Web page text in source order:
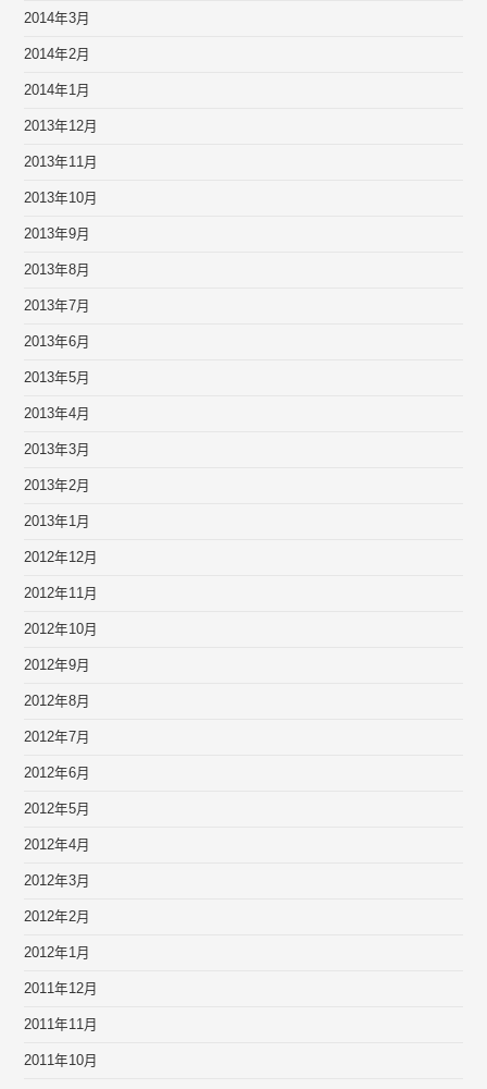
2014年3月
2014年2月
2014年1月
2013年12月
2013年11月
2013年10月
2013年9月
2013年8月
2013年7月
2013年6月
2013年5月
2013年4月
2013年3月
2013年2月
2013年1月
2012年12月
2012年11月
2012年10月
2012年9月
2012年8月
2012年7月
2012年6月
2012年5月
2012年4月
2012年3月
2012年2月
2012年1月
2011年12月
2011年11月
2011年10月